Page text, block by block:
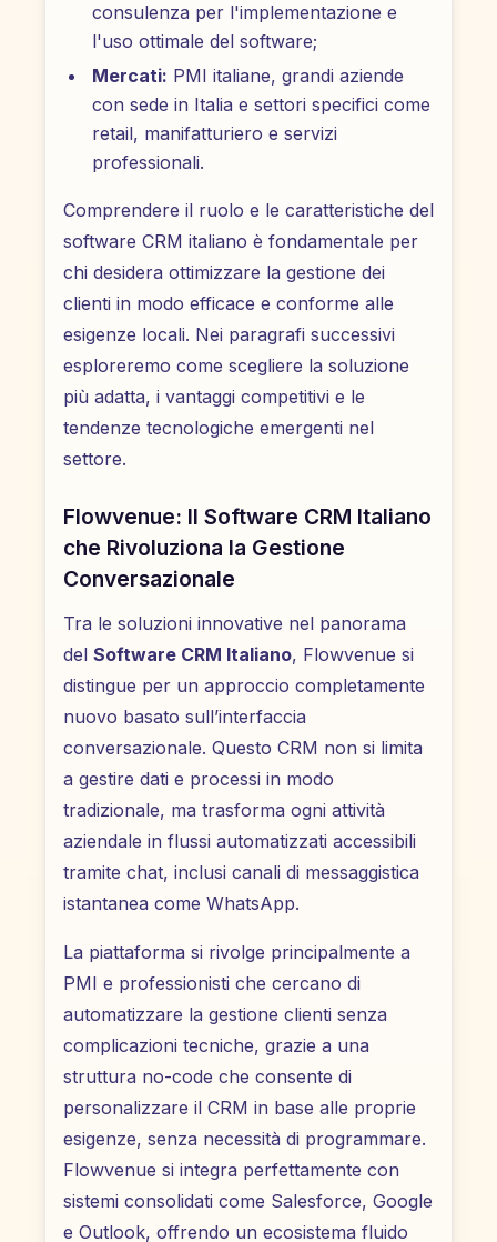
consulenza per l'implementazione e
l'uso ottimale del software;
Mercati: PMI italiane, grandi aziende
con sede in Italia e settori specifici come
retail, manifatturiero e servizi
professionali.
Comprendere il ruolo e le caratteristiche del
software CRM italiano è fondamentale per
chi desidera ottimizzare la gestione dei
clienti in modo efficace e conforme alle
esigenze locali. Nei paragrafi successivi
esploreremo come scegliere la soluzione
più adatta, i vantaggi competitivi e le
tendenze tecnologiche emergenti nel
settore.
Flowvenue: Il Software CRM Italiano
che Rivoluziona la Gestione
Conversazionale
Tra le soluzioni innovative nel panorama
del Software CRM Italiano, Flowvenue si
distingue per un approccio completamente
nuovo basato sull’interfaccia
conversazionale. Questo CRM non si limita
a gestire dati e processi in modo
tradizionale, ma trasforma ogni attività
aziendale in flussi automatizzati accessibili
tramite chat, inclusi canali di messaggistica
istantanea come WhatsApp.
La piattaforma si rivolge principalmente a
PMI e professionisti che cercano di
automatizzare la gestione clienti senza
complicazioni tecniche, grazie a una
struttura no-code che consente di
personalizzare il CRM in base alle proprie
esigenze, senza necessità di programmare.
Flowvenue si integra perfettamente con
sistemi consolidati come Salesforce, Google
e Outlook, offrendo un ecosistema fluido